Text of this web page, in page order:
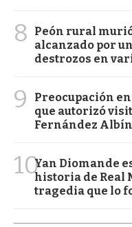
8
Peón rural
alcanzado por
destrozos en
9
Preocupación
que autorizó
Fernández Albín
10Yan Diomande
historia de Real
tragedia que lo